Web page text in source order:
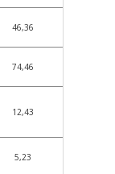
46,36
74,46
12,43
5,23